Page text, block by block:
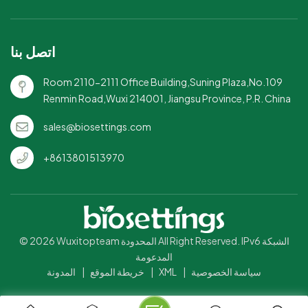
اتصل بنا
Room 2110-2111 Office Building,Suning Plaza,No.109
Renmin Road,Wuxi 214001, Jiangsu Province, P.R. China
sales@biosettings.com
+8613801513970
© 2026 Wuxitopteam المحدودة All Right Reserved. IPv6 الشبكة
المدعومة
المدونة
خريطة الموقع XML سياسة الخصوصية